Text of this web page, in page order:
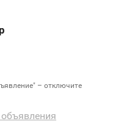
– отключите